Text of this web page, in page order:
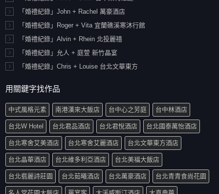
「婚禮紀錄」John + Rachel 萬豪酒店
「婚禮紀錄」Roger + Vita 宜蘭礁溪寒沐行館
「婚禮紀錄」Alvin + Rhein 北投麗禧
「婚禮紀錄」允人 + 庭萱 新竹晶宴
「婚禮紀錄」Chris + Louise 台北文華東方
用關鍵字找作品
中式風格元素 南港漢來大飯店 台中心之芳庭 台中林酒店
台北W Hotel 台北君品酒店 台北君悅酒店 台北國泰萬怡酒店
台北寒舍艾美酒店 台北寒舍艾麗酒店 台北文華東方酒店
台北晶華酒店 台北維多利亞酒店 台北美福大飯店
台北翡麗詩莊園 台北茹曦酒店 台北萬豪酒店 台北青青食尚花園